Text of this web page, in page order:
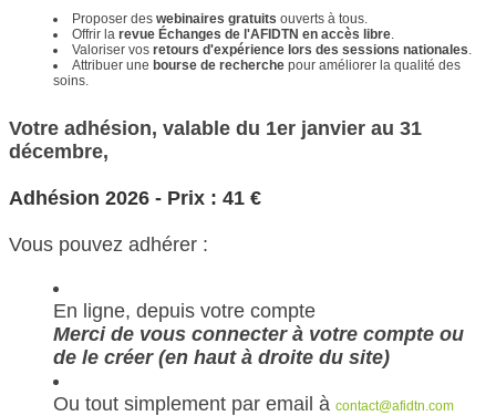
Proposer des webinaires gratuits ouverts à tous.
Offrir la revue Échanges de l'AFIDTN en accès libre.
Valoriser vos retours d'expérience lors des sessions nationales.
Attribuer une bourse de recherche pour améliorer la qualité des
soins.
Votre adhésion, valable du 1er janvier au 31
décembre,
Adhésion 2026 - Prix : 41 €
Vous pouvez adhérer :
En ligne, depuis votre compte
Merci de vous connecter à votre compte ou
de le créer (en haut à droite du site)
Ou tout simplement par email à contact@afidtn.com